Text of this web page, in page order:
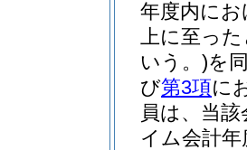
年度内に
上に至っ
いう。)を
び第3項に
員は、当
イム会計